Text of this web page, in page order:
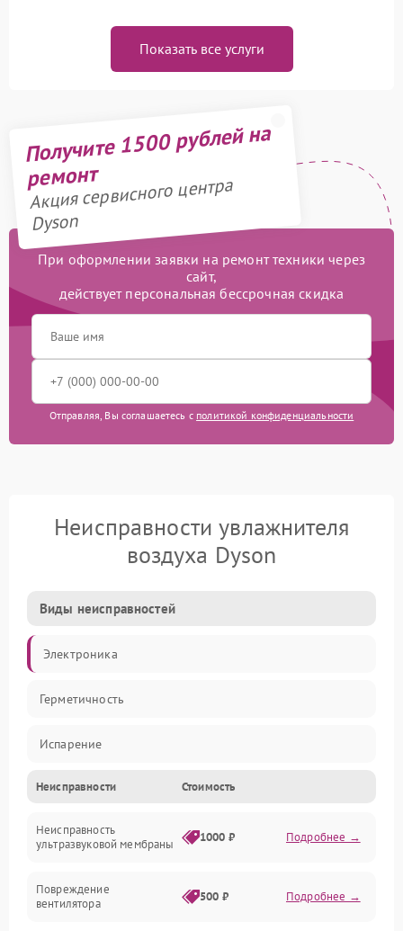
Показать все услуги
Получите 1500 рублей на
ремонт
Акция сервисного центра
Dyson
При оформлении заявки на ремонт техники через
сайт,
действует персональная бессрочная скидка
Отправляя, Вы соглашаетесь с политикой конфиденциальности
Неисправности увлажнителя
воздуха Dyson
Виды неисправностей
Электроника
Герметичность
Испарение
Водяной тракт
Механические повреждения
Неисправности Стоимость
Неисправность
ультразвуковой мембраны
1000 ₽ Подробнее →
Повреждение
вентилятора
500 ₽ Подробнее →